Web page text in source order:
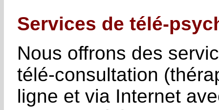
Services de télé-
Nous offrons des
télé-consultation
ligne et via Internet